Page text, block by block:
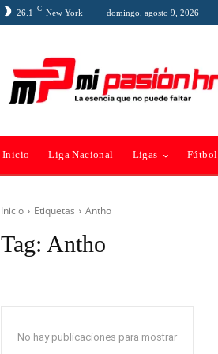
26.1 C New York domingo, agosto 9, 2026
Inicio Liga Nacional Ligas Fútbol
Inicio Etiquetas Antho
Tag: Antho
No hay publicaciones para mostrar